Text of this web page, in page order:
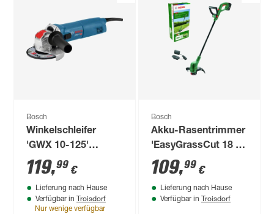
Bosch
Winkelschleifer
'GWX 10-125'
Professional
119,99 €
Lieferung nach Hause
Verfügbar in Troisdorf
Nur wenige verfügbar
Bosch
Akku-Rasentrimmer
'EasyGrassCut 18 V-
230' mit Akku und
Ladegerät
109,99 €
Lieferung nach Hause
Verfügbar in Troisdorf